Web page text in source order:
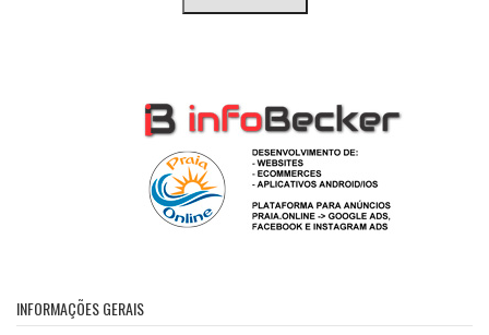
INFORMAÇÕES GERAIS